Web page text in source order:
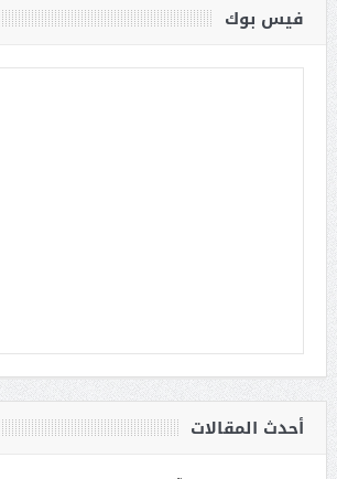
فيس بوك
أحدث المقالات